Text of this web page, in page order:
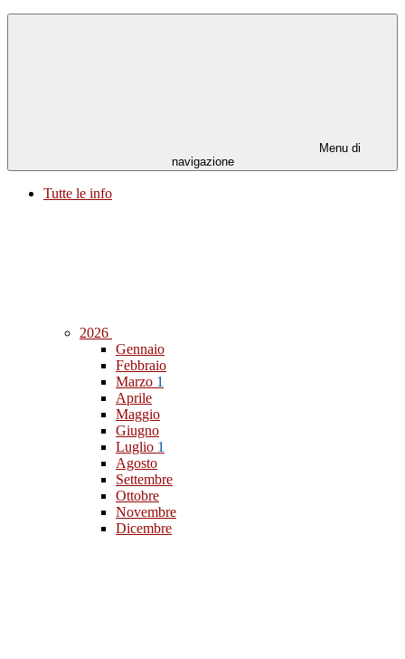
Menu di
navigazione
Tutte le info
2026
Gennaio
Febbraio
Marzo 1
Aprile
Maggio
Giugno
Luglio 1
Agosto
Settembre
Ottobre
Novembre
Dicembre